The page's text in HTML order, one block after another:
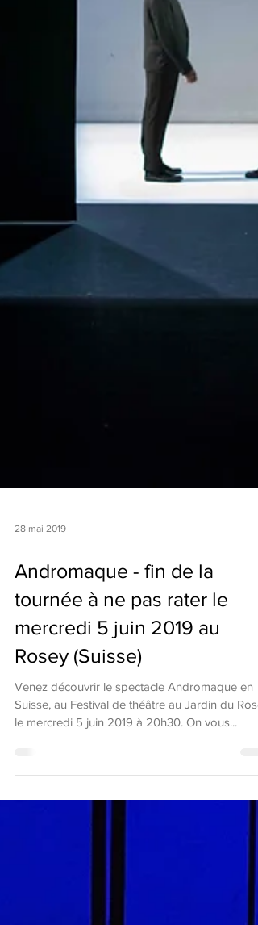
Andromaque - fin de la
tournée à ne pas rater le
mercredi 5 juin 2019 au
Rosey (Suisse)
Venez découvrir le spectacle Andromaque en
Suisse, au Festival de théâtre au Jardin du